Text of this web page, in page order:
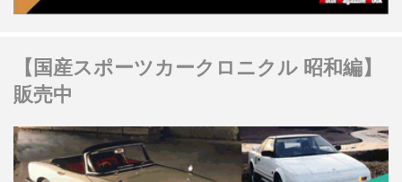
【国産スポーツカークロニクル 昭和編】
販売中